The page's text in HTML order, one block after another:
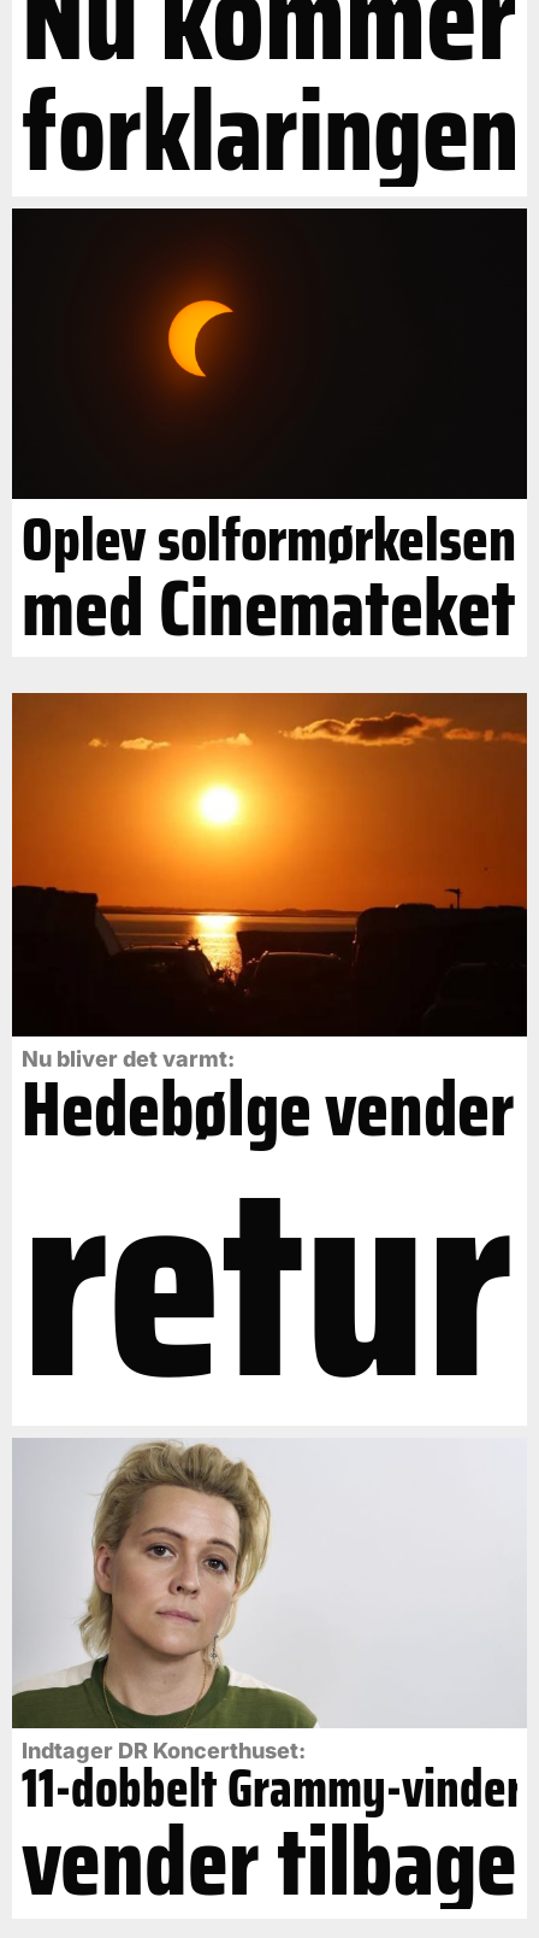
forklaringen
Oplev solformørkelsen
med Cinemateket
Nu bliver det varmt:
Hedebølge vender
retur
Indtager DR Koncerthuset:
11-dobbelt Grammy-vinder
vender tilbage